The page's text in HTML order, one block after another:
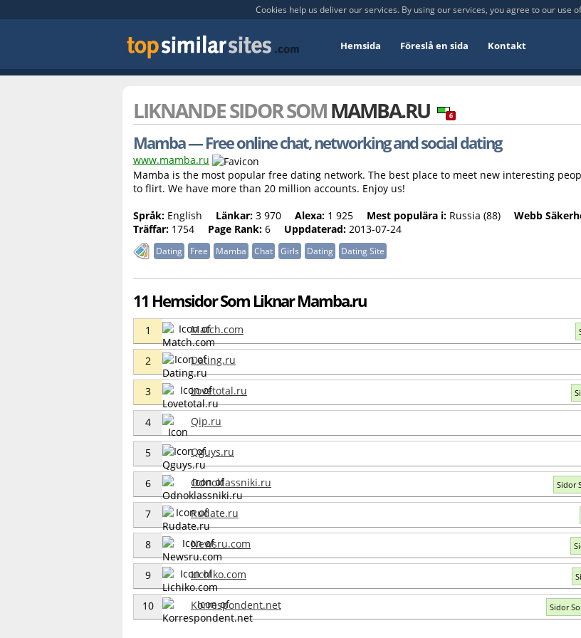
Cookies help us deliver our services. By using our services, you agree to our use
Hemsida Föreslå en sida Kontakt
LIKNANDE SIDOR SOMMAMBA.RU 6
Mamba — Free online chat, networking and social dating
www.mamba.ru
Mamba is the most popular free dating network. The best place to meet new interesting
to flirt. We have more than 20 million accounts. Enjoy us!
Språk: English Länkar: 3 970 Alexa: 1 925 Mest populära i: Russia (88) Webb
Träffar: 1754 Page Rank: 6 Uppdaterad: 2013-07-24
Dating Free Mamba Chat Girls Dating Dating Site
11 Hemsidor Som Liknar Mamba.ru
1 Match.com
2 Dating.ru
3 Lovetotal.ru
4 Qip.ru
5 Qguys.ru
6 Odnoklassniki.ru Sidor
7 Rudate.ru
8 Newsru.com
9 Lichiko.com
10 Korrespondent.net Sidor